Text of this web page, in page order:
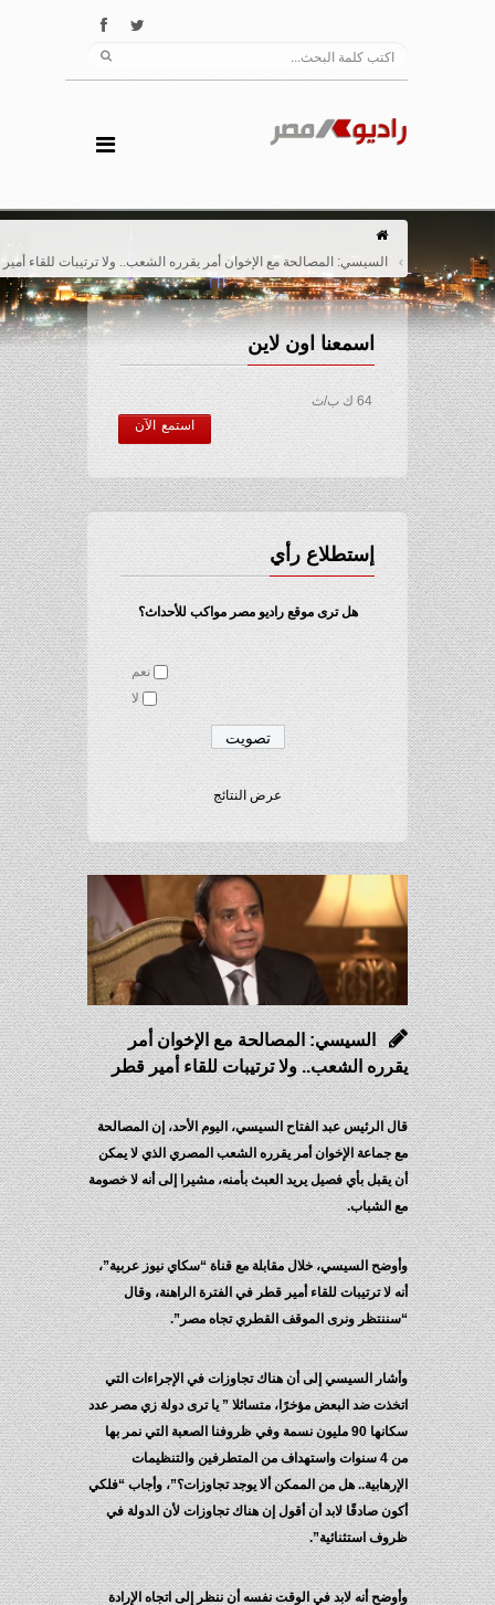
السيسي: المصالحة مع الإخوان أمر يقرره الشعب.. ولا ترتيبات للقاء أمير قطر
اسمعنا اون لاين
64 ك ب/ث
استمع الآن
إستطلاع رأي
هل ترى موقع راديو مصر مواكب للأحداث؟
نعم
عرض النتائج
السيسي: المصالحة مع الإخوان أمر
يقرره الشعب.. ولا ترتيبات للقاء أمير قطر
قال الرئيس عبد الفتاح السيسي، اليوم الأحد، إن المصالحة
مع جماعة الإخوان أمر يقرره الشعب المصري الذي لا يمكن
أن يقبل بأي فصيل يريد العبث بأمنه، مشيرا إلى أنه لا خصومة
مع الشباب.
وأوضح السيسي، خلال مقابلة مع قناة “سكاي نيوز عربية”،
أنه لا ترتيبات للقاء أمير قطر في الفترة الراهنة، وقال
“سننتظر ونرى الموقف القطري تجاه مصر”.
وأشار السيسي إلى أن هناك تجاوزات في الإجراءات التي
اتخذت ضد البعض مؤخرًا، متسائلا ” يا ترى دولة زي مصر عدد
سكانها 90 مليون نسمة وفي ظروفنا الصعبة التي نمر بها
من 4 سنوات واستهداف من المتطرفين والتنظيمات
الإرهابية.. هل من الممكن ألا يوجد تجاوزات؟”، وأجاب “فلكي
أكون صادقًا لابد أن أقول إن هناك تجاوزات لأن الدولة في
ظروف استثنائية”.
وأوضح أنه لابد في الوقت نفسه أن ننظر إلى اتجاه الإرادة